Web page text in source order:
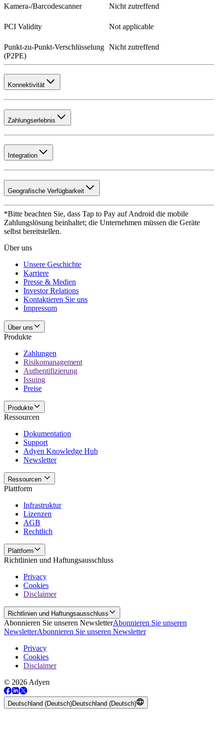
Kamera-/Barcodescanner Nicht zutreffend
PCI Validity Not applicable
Punkt-zu-Punkt-Verschlüsselung
(P2PE)
Nicht zutreffend
Konnektivität
Zahlungserlebnis
Integration
Geografische Verfügbarkeit
*Bitte beachten Sie, dass Tap to Pay auf Android die mobile
Zahlungslösung beinhaltet; die Unternehmen müssen die Geräte
selbst bereitstellen.
Über uns
Unsere Geschichte
Karriere
Presse & Medien
Investor Relations
Kontaktieren Sie uns
Impressum
Über uns
Produkte
Zahlungen
Risikomanagement
Authentifizierung
Issuing
Preise
Produkte
Ressourcen
Dokumentation
Support
Adyen Knowledge Hub
Newsletter
Ressourcen
Plattform
Infrastruktur
Lizenzen
AGB
Rechtlich
Plattform
Richtlinien und Haftungsausschluss
Privacy
Cookies
Disclaimer
Richtlinien und Haftungsausschluss
Abonnieren Sie unseren NewsletterAbonnieren Sie unseren
NewsletterAbonnieren Sie unseren Newsletter
Privacy
Cookies
Disclaimer
© 2026 Adyen
Deutschland (Deutsch)Deutschland (Deutsch)